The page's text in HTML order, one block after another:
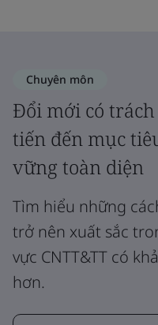
Chuyên môn
Đổi mới có
tiến đến mục
vững toàn diện
Tìm hiểu những
trở nên xuất sắc
vực CNTT&TT có
hơn.